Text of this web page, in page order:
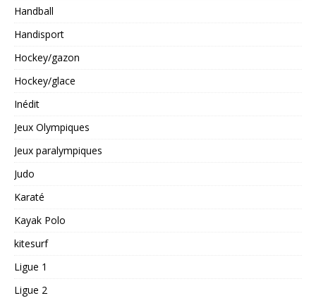
Handball
Handisport
Hockey/gazon
Hockey/glace
Inédit
Jeux Olympiques
Jeux paralympiques
Judo
Karaté
Kayak Polo
kitesurf
Ligue 1
Ligue 2